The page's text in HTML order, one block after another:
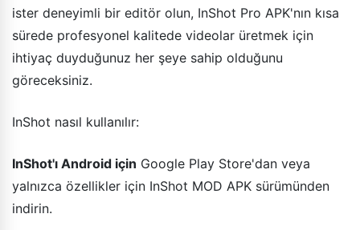
ister deneyimli bir editör olun, InShot Pro APK'nın kısa
sürede profesyonel kalitede videolar üretmek için
ihtiyaç duyduğunuz her şeye sahip olduğunu
göreceksiniz.
InShot nasıl kullanılır:
InShot'ı Android için Google Play Store'dan veya
yalnızca özellikler için InShot MOD APK sürümünden
indirin.